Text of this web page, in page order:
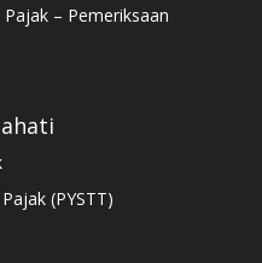
– Pemeriksaan
(PYSTT)